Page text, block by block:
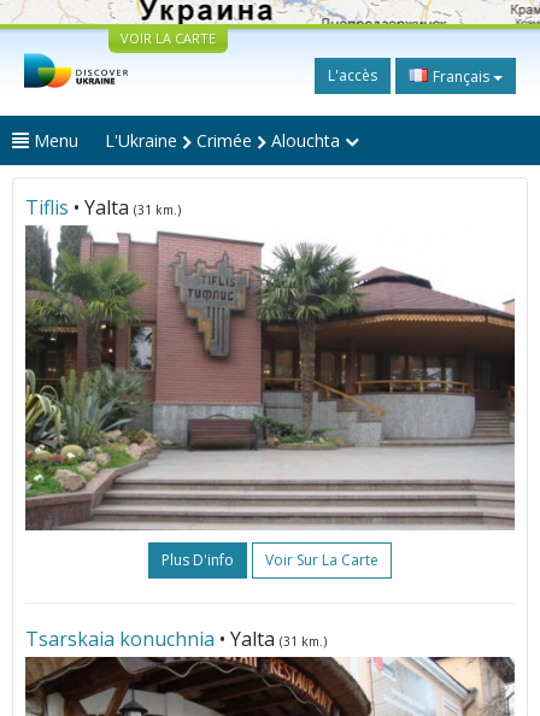
VOIR LA CARTE
L'accès Français
Menu L'Ukraine Crimée Alouchta
Tiflis • Yalta (31 km.)
Plus D'info Voir Sur La Carte
Tsarskaia konuchnia • Yalta (31 km.)